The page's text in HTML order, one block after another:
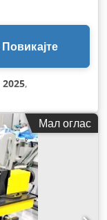
Повикајте
2025,
Мал оглас